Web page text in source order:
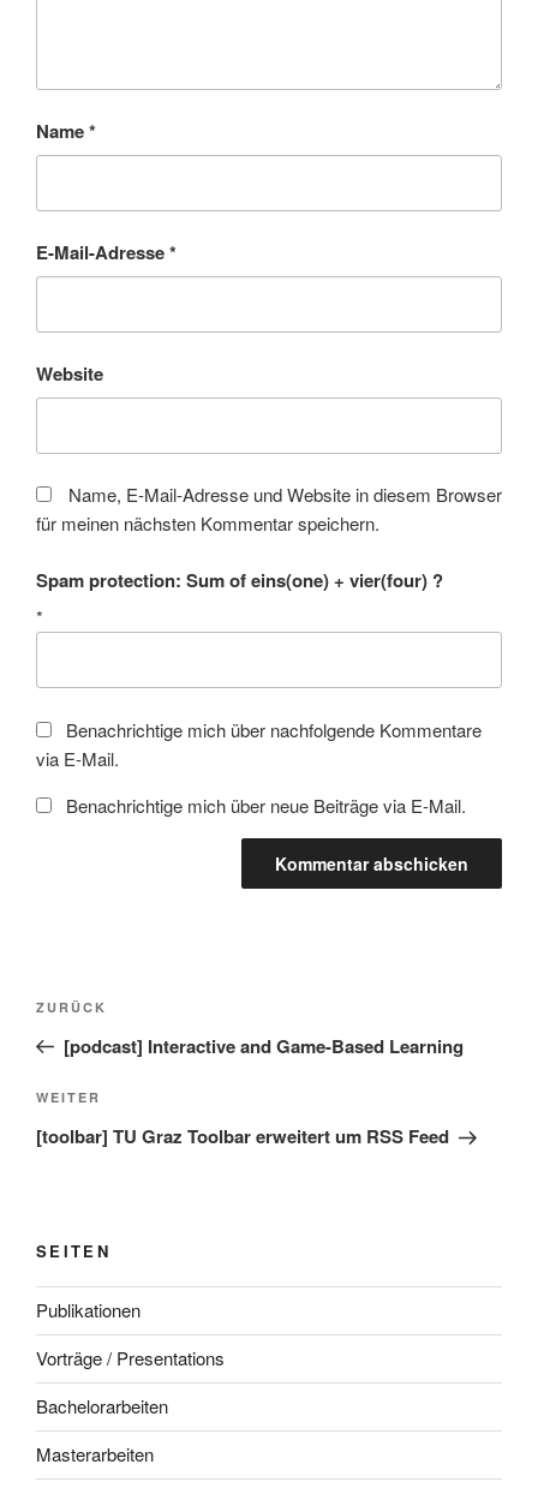
Name*
E-Mail-Adresse*
Website
Name, E-Mail-Adresse und Website in diesem Browser
für meinen nächsten Kommentar speichern.
Spam protection: Sum of eins(one) + vier(four) ?
*
Benachrichtige mich über nachfolgende Kommentare
via E-Mail.
Benachrichtige mich über neue Beiträge via E-Mail.
Beitragsnavigation
Vorheriger
Beitrag
ZURÜCK
[podcast] Interactive and Game-Based Learning
Nächster
Beitrag
WEITER
[toolbar] TU Graz Toolbar erweitert um RSS Feed
SEITEN
Publikationen
Vorträge / Presentations
Bachelorarbeiten
Masterarbeiten